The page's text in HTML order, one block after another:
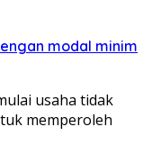
modal minim
usaha tidak
memperoleh